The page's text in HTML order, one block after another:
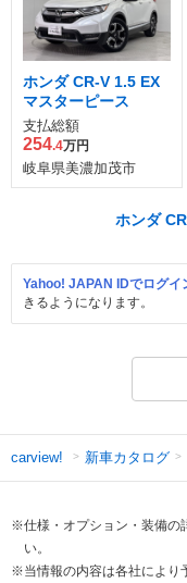
ホンダ CR-V 1.5 EX
マスターピース
支払総額
254.4万円
岐阜県美濃加茂市
ホンダ
Yahoo! JAPAN IDでログイ
きるようになります。
carview! 新車カタログ
※仕様・オプション・装備の
い。
※当情報の内容は各社により